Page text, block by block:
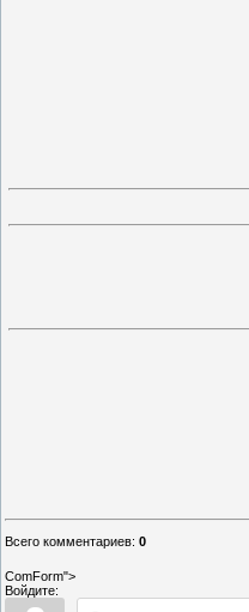
Всего комментариев: 0
ComForm">
Войдите: